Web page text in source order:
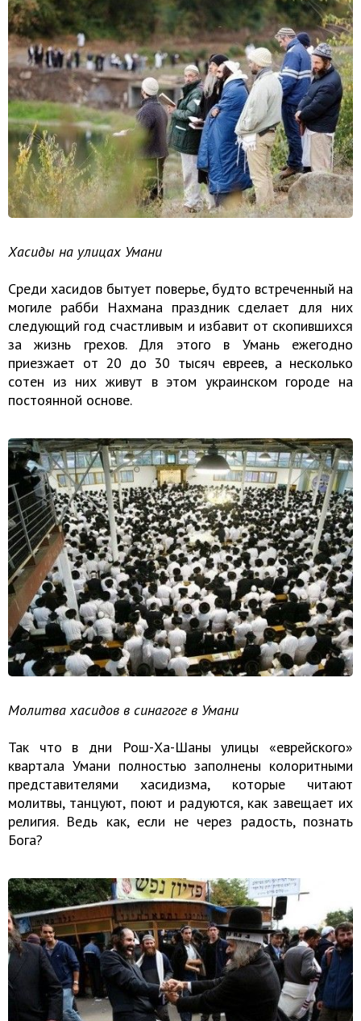
Хасиды на улицах Умани
Среди хасидов бытует поверье, будто встреченный на
могиле рабби Нахмана праздник сделает для них
следующий год счастливым и избавит от скопившихся
за жизнь грехов. Для этого в Умань ежегодно
приезжает от 20 до 30 тысяч евреев, а несколько
сотен из них живут в этом украинском городе на
постоянной основе.
Молитва хасидов в синагоге в Умани
Так что в дни Рош-Ха-Шаны улицы «еврейского»
квартала Умани полностью заполнены колоритными
представителями хасидизма, которые читают
молитвы, танцуют, поют и радуются, как завещает их
религия. Ведь как, если не через радость, познать
Бога?